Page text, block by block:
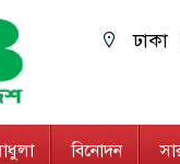
ঢাকা
বিনোদন